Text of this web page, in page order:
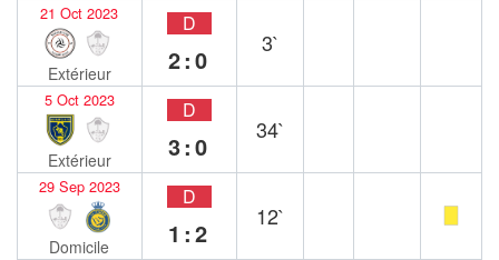
21 Oct 2023
Extérieur
D
2:0
3`
5 Oct 2023
Extérieur
D
3:0
34`
29 Sep 2023
Domicile
D
1:2
12`